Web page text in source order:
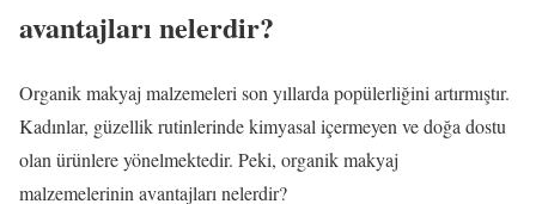
avantajları nelerdir?
Organik makyaj malzemeleri son yıllarda popülerliğini artırmıştır.
Kadınlar, güzellik rutinlerinde kimyasal içermeyen ve doğa dostu
olan ürünlere yönelmektedir. Peki, organik makyaj
malzemelerinin avantajları nelerdir?